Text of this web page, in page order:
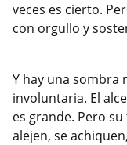
veces es cierto.
con orgullo y
Y hay una sombra
involuntaria. El
es grande. Pero
alejen, se